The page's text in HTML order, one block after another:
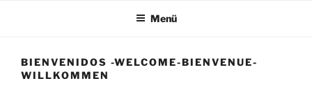
Menü
BIENVENIDOS -WELCOME-BIENVENUE-
WILLKOMMEN